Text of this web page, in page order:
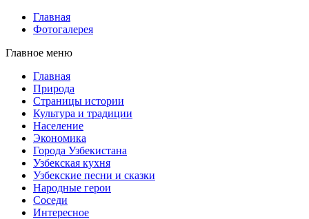
Главная
Фотогалерея
Главное меню
Главная
Природа
Страницы истории
Культура и традиции
Население
Экономика
Города Узбекистана
Узбекская кухня
Узбекские песни и сказки
Народные герои
Соседи
Интересное